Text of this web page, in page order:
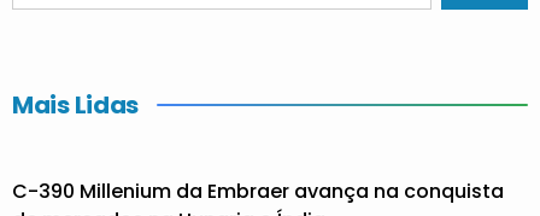
Mais Lidas
C-390 Millenium da Embraer avança na conquista